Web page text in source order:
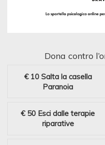
Dona contro
€ 10 Salta la casella
Paranoia
€ 50 Esci dalle terapie
riparative